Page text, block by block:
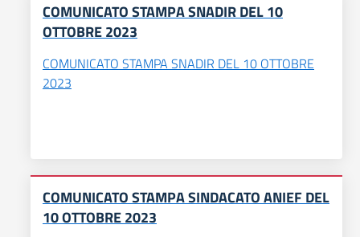
COMUNICATO STAMPA SNADIR DEL 10
OTTOBRE 2023
COMUNICATO STAMPA SNADIR DEL 10 OTTOBRE
2023
COMUNICATO STAMPA SINDACATO ANIEF DEL
10 OTTOBRE 2023